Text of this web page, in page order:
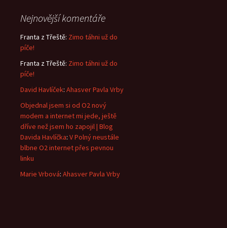
Nejnovější komentáře
Franta z Třeště: Zimo táhni už do
píče!
Franta z Třeště: Zimo táhni už do
píče!
David Havlíček: Ahasver Pavla Vrby
Objednal jsem si od O2 nový
modem a internet mi jede, ještě
dříve než jsem ho zapojil | Blog
Davida Havlíčka: V Polný neustále
blbne O2 internet přes pevnou
linku
Marie Vrbová: Ahasver Pavla Vrby